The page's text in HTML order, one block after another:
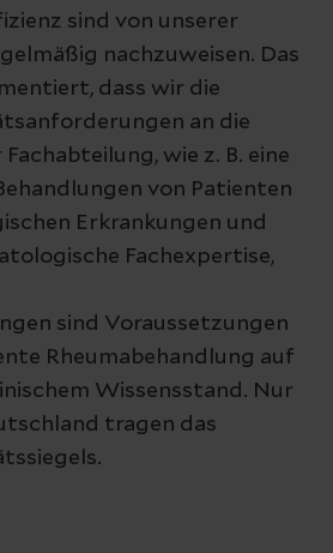
sind von unserer
nachzuweisen. Das
dass wir die
an die
wie z. B. eine
von Patienten
Erkrankungen und
Fachexpertise,
sind Voraussetzungen
Rheumabehandlung auf
Wissensstand. Nur
tragen das